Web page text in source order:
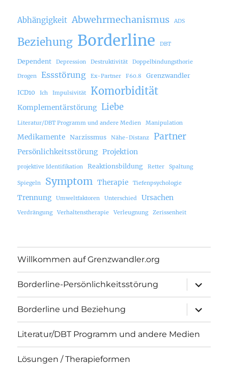
Abhängigkeit Abwehrmechanismus ADS
Beziehung Borderline DBT
Dependent Depression Destruktivität Doppelbindungsthorie
Drogen Essstörung Ex-Partner F60.8 Grenzwandler
ICD10 Ich Impulsivität Komorbidität
Komplementärstörung Liebe
Literatur/DBT Programm und andere Medien Manipulation
Medikamente Narzissmus Nähe-Distanz Partner
Persönlichkeitsstörung Projektion
projektive Identifikation Reaktionsbildung Retter Spaltung
Spiegeln Symptom Therapie Tiefenpsychologie
Trennung Umweltfaktoren Unterschied Ursachen
Verdrängung Verhaltenstherapie Verleugnung Zerissenheit
Willkommen auf Grenzwandler.org
Borderline-Persönlichkeitsstörung
öffnen
Borderline und Beziehung
öffnen
Literatur/DBT Programm und andere Medien
Lösungen / Therapieformen